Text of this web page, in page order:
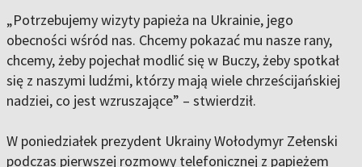
„Potrzebujemy wizyty papieża na Ukrainie, jego
obecności wśród nas. Chcemy pokazać mu nasze rany,
chcemy, żeby pojechał modlić się w Buczy, żeby spotkał
się z naszymi ludźmi, którzy mają wiele chrześcijańskiej
nadziei, co jest wzruszające” – stwierdził.
W poniedziałek prezydent Ukrainy Wołodymyr Zełenski
podczas pierwszej rozmowy telefonicznej z papieżem